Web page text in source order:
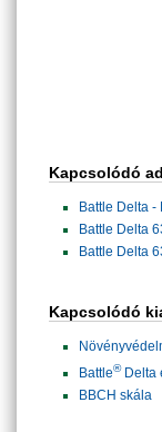
Kapcsolódó
Battle Delta -
Battle Delta
Battle Delta
Kapcsolódó
Battle®Delta
BBCH skála